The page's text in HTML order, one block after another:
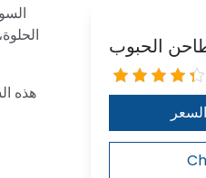
هذه
الحبوب